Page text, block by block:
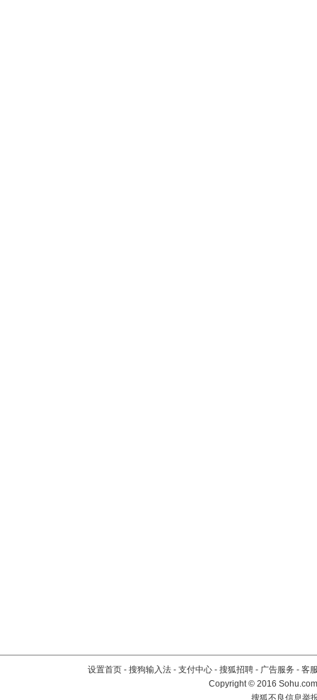
设置首页 - 搜狗输入法 - 支付中心 - 搜狐招聘 - 广告服务 - 客
Copyright©2016
搜狐不良信息举